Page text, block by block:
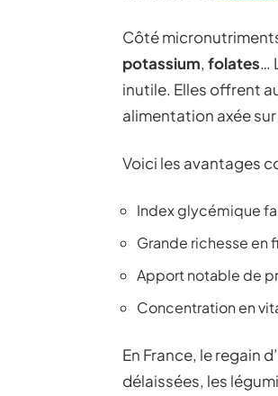
Côté
potassium, folates…
inutile. Elles offrent
alimentation axée
Voici les avantages
Index glycémique
Grande richesse en
Apport notable de
Concentration en
En France, le regain
délaissées, les